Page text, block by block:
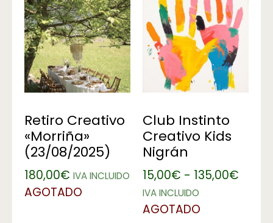
Retiro Creativo
«Morriña»
(23/08/2025)
180,00€ IVA INCLUIDO
AGOTADO
Club Instinto
Creativo Kids
Nigrán
15,00€ - 135,00€
IVA INCLUIDO
AGOTADO